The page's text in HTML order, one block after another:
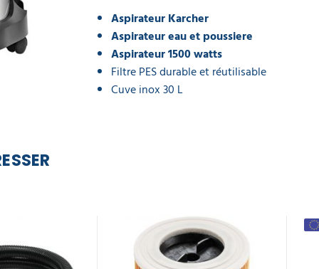
Aspirateur Karcher
Aspirateur eau et poussiere
Aspirateur 1500 watts
Filtre PES durable et réutilisable
Cuve inox 30 L